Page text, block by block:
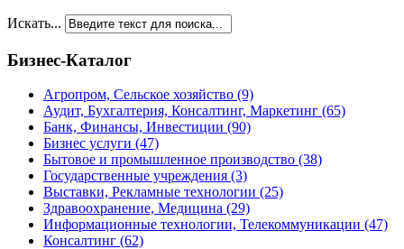
Искать...
Бизнес-Каталог
Агропром, Сельское хозяйство (9)
Аудит, Бухгалтерия, Консалтинг, Маркетинг (65)
Банк, Финансы, Инвестиции (90)
Бизнес услуги (47)
Бытовое и промышленное производство (38)
Государственные учреждения (3)
Выставки, Рекламные технологии (25)
Здравоохранение, Медицина (29)
Информационные технологии, Телекоммуникации (47)
Консалтинг (62)